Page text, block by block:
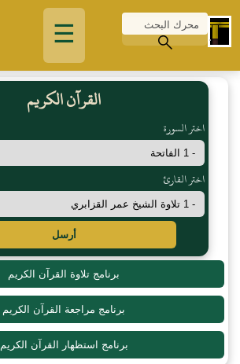
☰
القرآن الكريم
اختر السورة
اختر القارئ
أرسل
برنامج تلاوة القرآن الكريم
برنامج مراجعة القرآن الكريم
برنامج استظهار القرآن الكريم